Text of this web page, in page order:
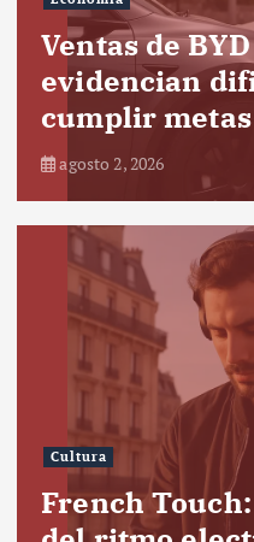
Ventas de
evidencian
cumplir
agosto 2, 2026
Cultura
French